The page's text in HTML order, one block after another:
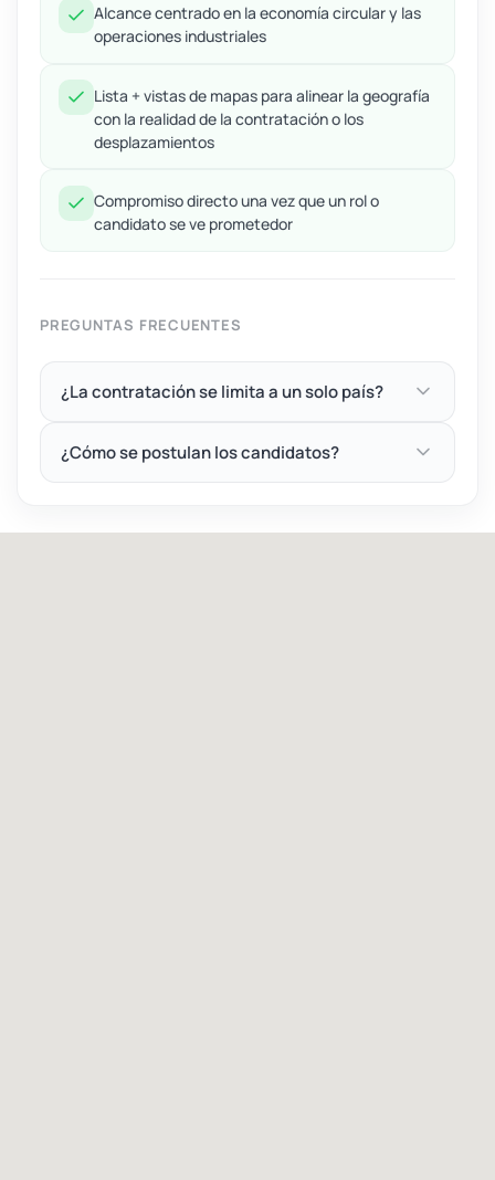
Alcance centrado en la economía circular y las
operaciones industriales
Lista + vistas de mapas para alinear la geografía
con la realidad de la contratación o los
desplazamientos
Compromiso directo una vez que un rol o
candidato se ve prometedor
PREGUNTAS FRECUENTES
¿La contratación se limita a un solo país?
¿Cómo se postulan los candidatos?